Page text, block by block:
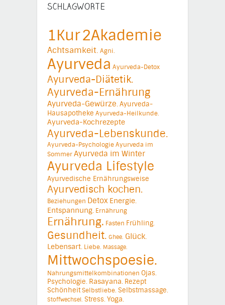
SCHLAGWORTE
1Kur2Akademie
Achtsamkeit. Agni.
Ayurveda Ayurveda-Detox
Ayurveda-Diätetik.
Ayurveda-Ernährung
Ayurveda-Gewürze.Ayurveda-
Hausapotheke Ayurveda-Heilkunde.
Ayurveda-Kochrezepte
Ayurveda-Lebenskunde.
Ayurveda-PsychologieAyurveda im
SommerAyurveda im Winter
Ayurveda Lifestyle
Ayurvedische Ernährungsweise
Ayurvedisch kochen.
Beziehungen Detox Energie.
Entspannung. Ernährung
Ernährung. Fasten Frühling.
Gesundheit. Ghee. Glück.
Lebensart. Liebe. Massage.
Mittwochspoesie.
Nahrungsmittelkombinationen Ojas.
Psychologie. Rasayana. Rezept
SchönheitSelbstliebe. Selbstmassage.
Stoffwechsel. Stress.Yoga.